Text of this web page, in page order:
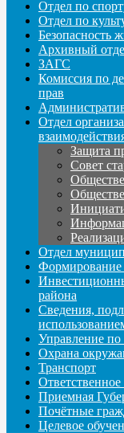
Отдел по
Отдел по
Безопасность
Архивный
ЗАГС
Комиссия по
прав
Отдел
Защита
Совет
Отдел
Формирование
района
Сведения,
Управление по
Охрана
Транспорт
Приемная
Почётные
Целевое